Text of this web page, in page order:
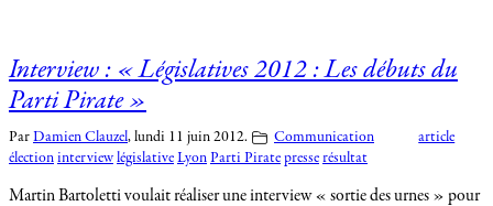
Interview : « Législatives 2012 : Les débuts du
Parti Pirate »
Par Damien Clauzel, lundi 11 juin 2012. Communication
article
élection interview législative Lyon Parti Pirate presse résultat
Martin Bartoletti voulait réaliser une interview « sortie des urnes » pour